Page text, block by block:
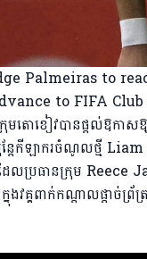
រុមតោខៀវបានផ្ដល់ឱក
ែកីឡាករចំណូលថ្មី
ដែលប្រធានក្រុម
វគ្គពាក់កណ្តាលផ្តាច់ព្រ័